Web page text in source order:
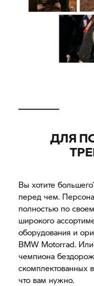
ДЛЯ
Вы хотите
перед чем.
полностью по
широкого
оборудования и
BMW Motorrad. Или
чемпиона
скомплектованных
что вам нужно.